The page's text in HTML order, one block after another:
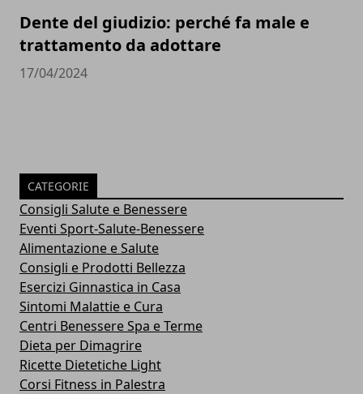
Dente del giudizio: perché fa male e
trattamento da adottare
17/04/2024
CATEGORIE
Consigli Salute e Benessere
Eventi Sport-Salute-Benessere
Alimentazione e Salute
Consigli e Prodotti Bellezza
Esercizi Ginnastica in Casa
Sintomi Malattie e Cura
Centri Benessere Spa e Terme
Dieta per Dimagrire
Ricette Dietetiche Light
Corsi Fitness in Palestra